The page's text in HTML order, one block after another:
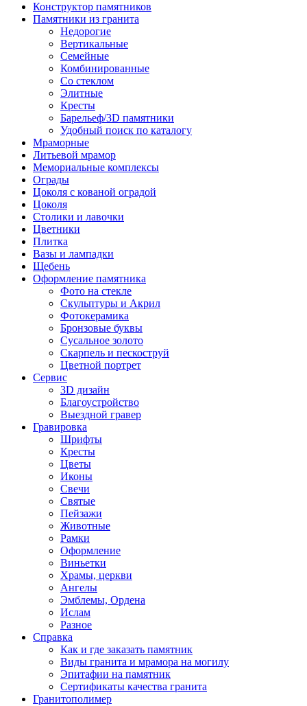
Конструктор памятников
Памятники из гранита
Недорогие
Вертикальные
Семейные
Комбинированные
Со стеклом
Элитные
Кресты
Барельеф/3D памятники
Удобный поиск по каталогу
Мраморные
Литьевой мрамор
Мемориальные комплексы
Ограды
Цоколя с кованой оградой
Цоколя
Столики и лавочки
Цветники
Плитка
Вазы и лампадки
Щебень
Оформление памятника
Фото на стекле
Скульптуры и Акрил
Фотокерамика
Бронзовые буквы
Сусальное золото
Скарпель и пескоструй
Цветной портрет
Сервис
3D дизайн
Благоустройство
Выездной гравер
Гравировка
Шрифты
Кресты
Цветы
Иконы
Свечи
Святые
Пейзажи
Животные
Рамки
Оформление
Виньетки
Храмы, церкви
Ангелы
Эмблемы, Ордена
Ислам
Разное
Справка
Как и где заказать памятник
Виды гранита и мрамора на могилу
Эпитафии на памятник
Сертификаты качества гранита
Гранитополимер